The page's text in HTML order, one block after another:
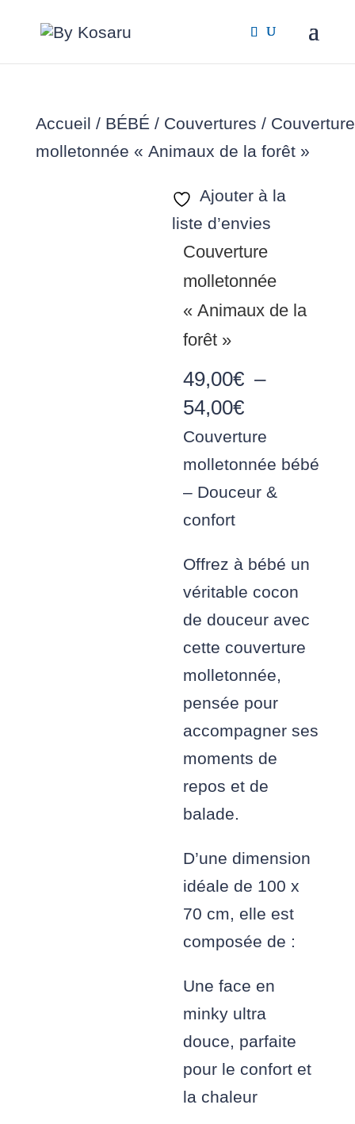
Accueil / BÉBÉ / Couvertures / Couverture
molletonnée « Animaux de la forêt »
Ajouter à la
liste d’envies
Couverture
molletonnée
« Animaux de la
forêt »
49,00€ –
54,00€Plage
de
prix :
49,00€
Couverture
molletonnée bébé
– Douceur &
confort
Offrez à bébé un
véritable cocon
de douceur avec
cette couverture
molletonnée,
pensée pour
accompagner ses
moments de
repos et de
balade.
D’une dimension
idéale de 100 x
70 cm, elle est
composée de :
Une face en
minky ultra
douce, parfaite
pour le confort et
la chaleur